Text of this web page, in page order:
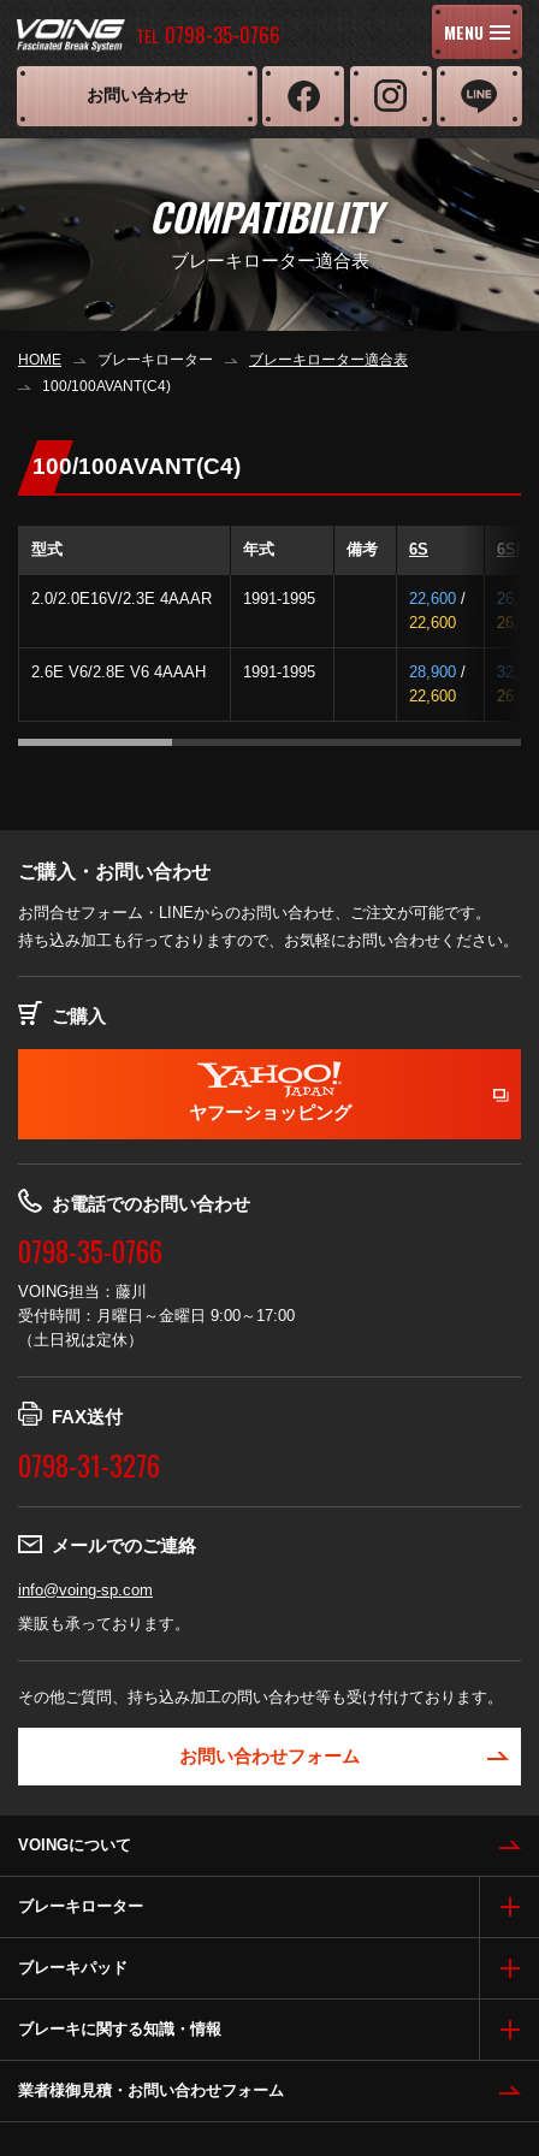
TEL 0798-35-0766 MENU
お問い合わせ
COMPATIBILITY
ブレーキローター適合表
HOME ブレーキローター
ブレーキローター適合表
100/100AVANT(C4)
100/100AVANT(C4)
型式 年式 備考 6S 6SD
2.0/2.0E16V/2.3E 4AAAR 1991-1995 22,600 /
22,600
2.6E V6/2.8E V6 4AAAH 1991-1995 28,900 /
22,600
ご購入・お問い合わせ
お問合せフォーム・LINEからのお問い合わせ、ご注文が可能です。
持ち込み加工も行っておりますので、お気軽にお問い合わせください。
ご購入
ヤフーショッピング
お電話でのお問い合わせ
0798-35-0766
VOING担当：藤川
受付時間：月曜日～金曜日 9:00～17:00
（土日祝は定休）
FAX送付
0798-31-3276
メールでのご連絡
info@voing-sp.com
業販も承っております。
その他ご質問、持ち込み加工の問い合わせ等も受け付けております。
お問い合わせフォーム
VOINGについて
ブレーキローター
ブレーキパッド
ブレーキに関する知識・情報
業者様御見積・お問い合わせフォーム